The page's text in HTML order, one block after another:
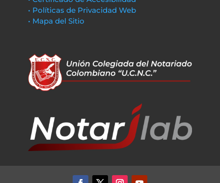
• Políticas de Privacidad Web
• Mapa del Sitio